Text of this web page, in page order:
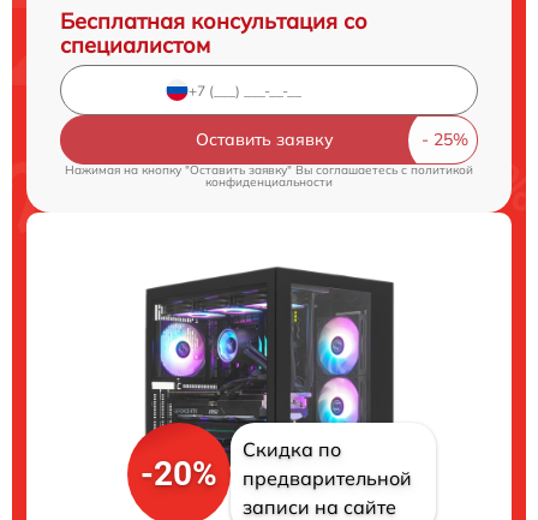
Бесплатная консультация со
специалистом
Оставить заявку
Нажимая на кнопку "Оставить заявку" Вы соглашаетесь cполитикой
конфиденциальности
-20%
Скидка по
предварительной
записи на сайте